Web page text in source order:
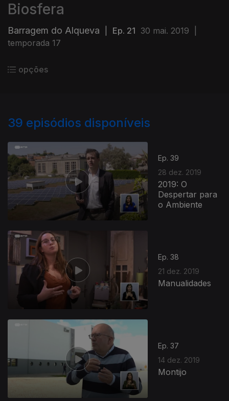
Biosfera
Barragem do Alqueva Ep. 21 30 mai. 2019
temporada 17
opções
39 episódios disponíveis
Ep. 39
28 dez. 2019
2019: O
Despertar para
o Ambiente
Ep. 38
21 dez. 2019
Manualidades
Ep. 37
14 dez. 2019
Montijo